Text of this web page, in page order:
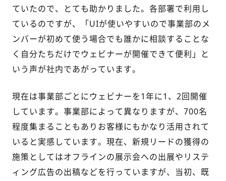
ていたので、
とても助かりました。各部署で利用し
ているのですが、「UIが使いやすいので事業部のメ
ンバーが初めて使う場合でも誰かに相談することな
く 自分たちだけでウェビナーが開催できて便利」と
いう声が社内であがっています。
現在は事業部ごとにウェビナーを1年に1、2回開催
しています。事業部によって異なりますが、700名
程度集まることもありお客様にもかなり活用されて
いると実感しています。現在、新規リードの獲得の
施策としてはオフラインの展示会への出展やリステ
ィング広告の出稿などを行っていますが、当初、既